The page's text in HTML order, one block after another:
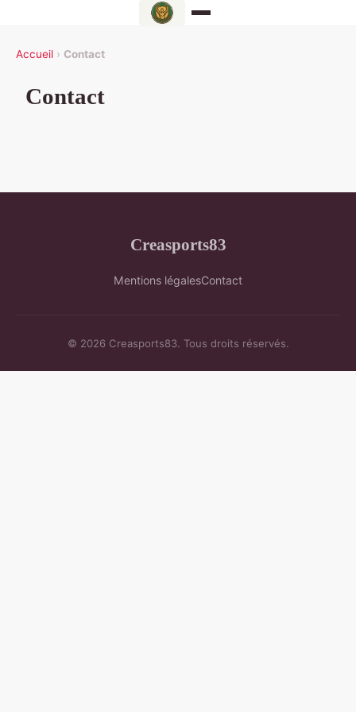
Accueil › Contact
Contact
Creasports83
Mentions légalesContact
© 2026 Creasports83. Tous droits réservés.